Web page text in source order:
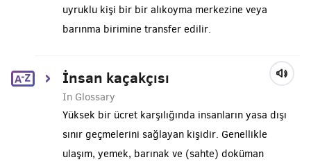
uyruklu kişi bir bir alıkoyma merkezine veya
barınma birimine transfer edilir.
İnsan kaçakçısı
In Glossary
Yüksek bir ücret karşılığında insanların yasa dışı
sınır geçmelerini sağlayan kişidir. Genellikle
ulaşım, yemek, barınak ve (sahte) doküman